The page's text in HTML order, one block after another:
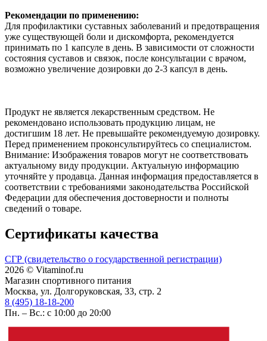
Рекомендации по применению:
Для профилактики суставных заболеваний и предотвращения
уже существующей боли и дискомфорта, рекомендуется
принимать по 1 капсуле в день. В зависимости от сложности
состояния суставов и связок, после консультации с врачом,
возможно увеличение дозировки до 2-3 капсул в день.
Продукт не является лекарственным средством. Не
рекомендовано использовать продукцию лицам, не
достигшим 18 лет. Не превышайте рекомендуемую дозировку.
Перед применением проконсультируйтесь со специалистом.
Внимание: Изображения товаров могут не соответствовать
актуальному виду продукции. Актуальную информацию
уточняйте у продавца. Данная информация предоставляется в
соответствии с требованиями законодательства Российской
Федерации для обеспечения достоверности и полноты
сведений о товаре.
Сертификаты качества
СГР (свидетельство о государственной регистрации)
2026 © Vitaminof.ru
Магазин спортивного питания
Москва, ул. Долгоруковская, 33, стр. 2
8 (495) 18-18-200
Пн. – Вс.: с 10:00 до 20:00